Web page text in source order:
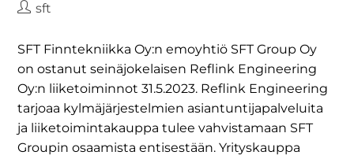
sft
SFT Finntekniikka Oy:n emoyhtiö SFT Group Oy
on ostanut seinäjokelaisen Reflink Engineering
Oy:n liiketoiminnot 31.5.2023. Reflink Engineering
tarjoaa kylmäjärjestelmien asiantuntijapalveluita
ja liiketoimintakauppa tulee vahvistamaan SFT
Groupin osaamista entisestään. Yrityskauppa